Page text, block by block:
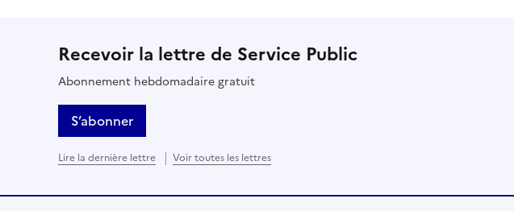
Recevoir la lettre de Service Public
Abonnement hebdomadaire gratuit
S’abonner
Lire la dernière lettre Voir toutes les lettres